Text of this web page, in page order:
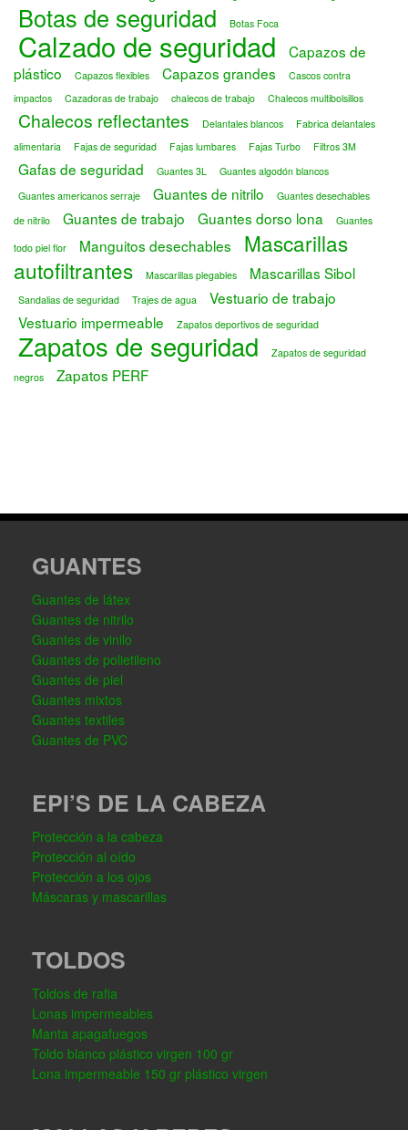
Botas de seguridad Botas Foca
Calzado de seguridad
Capazos de
plástico
Capazos flexibles Capazos grandes
Cascos contra
impactos
Cazadoras de trabajo chalecos de trabajo Chalecos multibolsillos
Chalecos reflectantes Delantales blancos
Fabrica delantales
alimentaria
Fajas de seguridad Fajas lumbares Fajas Turbo Filtros 3M
Gafas de seguridad Guantes 3L
Guantes algodón blancos
Guantes americanos serraje
Guantes de nitrilo
Guantes desechables
de nitrilo
Guantes de trabajo Guantes dorso lona
Guantes
todo piel flor
Manguitos desechables
Mascarillas
autofiltrantes
Mascarillas plegables Mascarillas Sibol
Sandalias de seguridad Trajes de agua
Vestuario de trabajo
Vestuario impermeable
Zapatos deportivos de seguridad
Zapatos de seguridad
Zapatos de seguridad
negros
Zapatos PERF
GUANTES
Guantes de látex
Guantes de nitrilo
Guantes de vinilo
Guantes de polietileno
Guantes de piel
Guantes mixtos
Guantes textiles
Guantes de PVC
EPI’S DE LA CABEZA
Protección a la cabeza
Protección al oído
Protección a los ojos
Máscaras y mascarillas
TOLDOS
Toldos de rafia
Lonas impermeables
Manta apagafuegos
Toldo blanco plástico virgen 100 gr
Lona impermeable 150 gr plástico virgen